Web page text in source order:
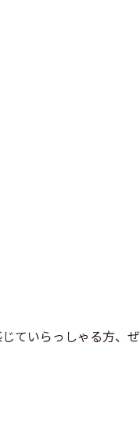
ていらっしゃる方、